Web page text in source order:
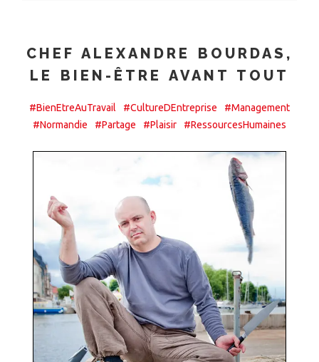
CHEF ALEXANDRE BOURDAS,
LE BIEN-ÊTRE AVANT TOUT
#BienEtreAuTravail #CultureDEntreprise
#Management
#Normandie
#Partage #Plaisir #RessourcesHumaines